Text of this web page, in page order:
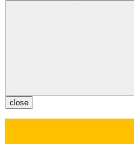
close